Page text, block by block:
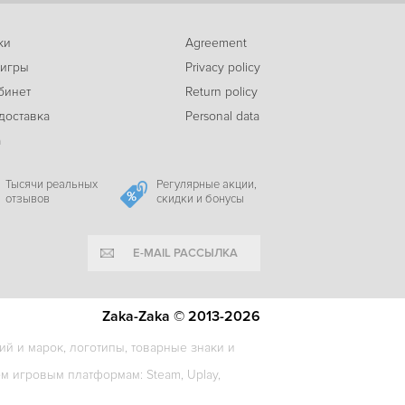
-68%
Warhammer 40,000: Battlesector
474c
399
-69%
Agreement
Privacy policy
Return policy
Personal data
Тысячи реальных
отзывов
Регулярные акции,
скидки и бонусы
E-MAIL РАССЫЛКА
и марок, логотипы, товарные знаки и
игровым платформам: Steam, Uplay,
Zaka-Zaka © 2013-2026